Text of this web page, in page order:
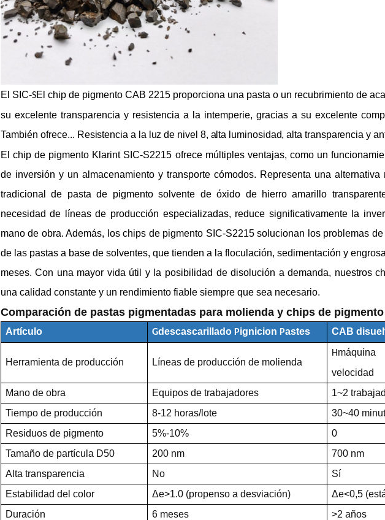
El SIC-SEl chip de pigmento CAB 2215 proporciona una pasta o un recubrimiento de
su excelente transparencia y resistencia a la intemperie, gracias a su excelente
También ofrece... Resistencia a la luz de nivel 8, alta luminosidad, alta transparencia y
El chip de pigmento Klarint SIC-S2215 ofrece múltiples ventajas, como un
de inversión y un almacenamiento y transporte cómodos. Representa una
tradicional de pasta de pigmento solvente de óxido de hierro amarillo
necesidad de líneas de producción especializadas, reduce significativamente la
mano de obra. Además, los chips de pigmento SIC-S2215 solucionan los problemas
de las pastas a base de solventes, que tienden a la floculación, sedimentación y
meses. Con una mayor vida útil y la posibilidad de disolución a demanda, nuestros
una calidad constante y un rendimiento fiable siempre que sea necesario.
Comparación de pastas pigmentadas para molienda y chips de
Artículo Gdescascarillado Pignicion Pastes CAB
Herramienta de producción Líneas de producción de molienda
H
velocidad
Mano de obra
Equipos de trabajadores
1~2
Tiempo de producción
8-12 horas/lote
30~40
Residuos de pigmento
5%-10%
0
Tamaño de partícula D50
200 nm
700 nm
Alta transparencia
No
Sí
Estabilidad del color
Δe>1.0 (propenso a desviación)
Δe<0,5
Duración
6 meses
>2 años